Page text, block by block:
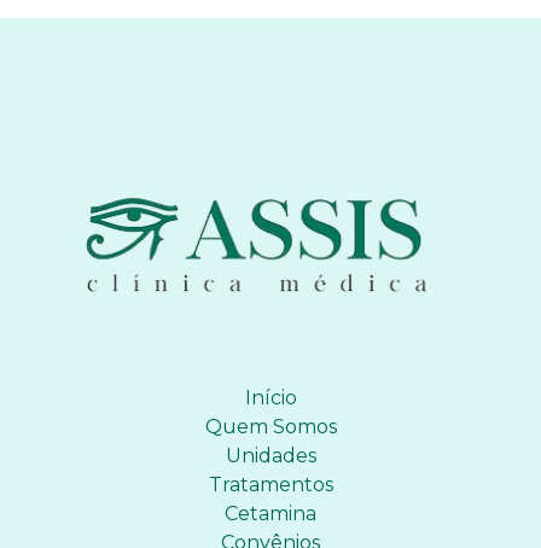
Início
Quem Somos
Unidades
Tratamentos
Cetamina
Convênios